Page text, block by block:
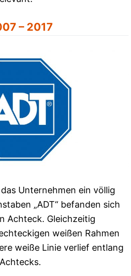
– 2017
Unternehmen ein völlig
„ADT“ befanden sich
Achteck. Gleichzeitig
weißen Rahmen
weiße Linie verlief entlang